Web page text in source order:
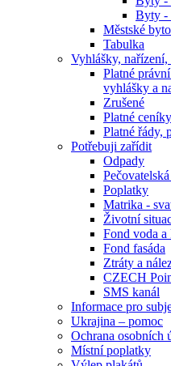
Byty -
Městské
Tabulka
Vyhlášky,
Platné
vyhlášky a
Zrušené
Platné ceníky
Platné řády,
Potřebuji zařídit
Odpady
Poplatky
Matrika -
Životní
Fond voda a
Fond fasáda
Ztráty a
CZECH
SMS kanál
Informace pro
Ukrajina – pomoc
Ochrana osobních
Místní poplatky